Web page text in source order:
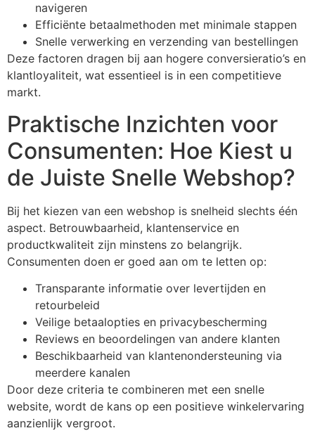
navigeren
Efficiënte betaalmethoden met minimale stappen
Snelle verwerking en verzending van bestellingen
Deze factoren dragen bij aan hogere conversieratio’s en
klantloyaliteit, wat essentieel is in een competitieve
markt.
Praktische Inzichten voor
Consumenten: Hoe Kiest u
de Juiste Snelle Webshop?
Bij het kiezen van een webshop is snelheid slechts één
aspect. Betrouwbaarheid, klantenservice en
productkwaliteit zijn minstens zo belangrijk.
Consumenten doen er goed aan om te letten op:
Transparante informatie over levertijden en
retourbeleid
Veilige betaalopties en privacybescherming
Reviews en beoordelingen van andere klanten
Beschikbaarheid van klantenondersteuning via
meerdere kanalen
Door deze criteria te combineren met een snelle
website, wordt de kans op een positieve winkelervaring
aanzienlijk vergroot.